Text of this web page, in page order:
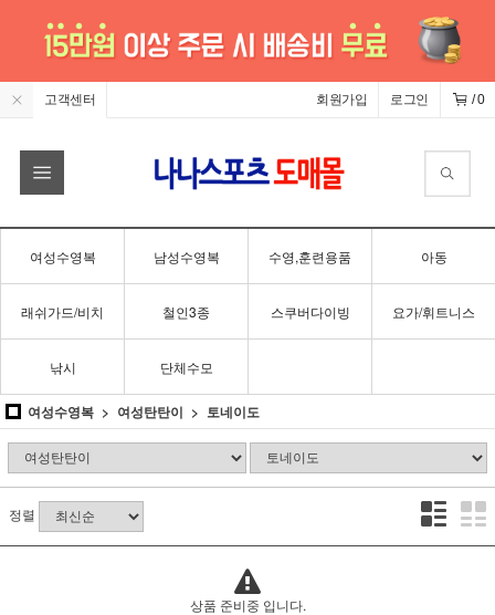
고객센터 /0
로그인
회원가입
여성수영복 남성수영복 수영,훈련용품 아동
래쉬가드/비치 철인3종 스쿠버다이빙 요가/휘트니스
낚시 단체수모
여성수영복 여성탄탄이 토네이도
정렬
상품 준비중 입니다.